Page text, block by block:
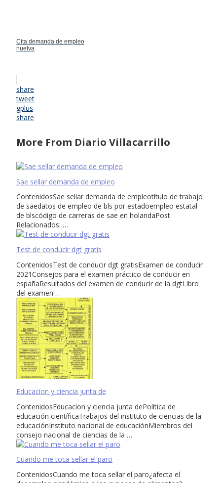
Cita demanda de empleo
huelva
share
tweet
gplus
share
More From Diario Villacarrillo
Sae sellar demanda de empleo
ContenidosSae sellar demanda de empleotítulo de trabajo
de saedatos de empleo de bls por estadoempleo estatal
de blscódigo de carreras de sae en holandaPost
Relacionados: …
Test de conducir dgt gratis
ContenidosTest de conducir dgt gratisExamen de conducir
2021Consejos para el examen práctico de conducir en
españaResultados del examen de conducir de la dgtLibro
del examen …
Educacion y ciencia junta de
ContenidosEducacion y ciencia junta dePolítica de
educación científicaTrabajos del instituto de ciencias de la
educaciónInstituto nacional de educaciónMiembros del
consejo nacional de ciencias de la …
Cuando me toca sellar el paro
ContenidosCuando me toca sellar el paro¿afecta el